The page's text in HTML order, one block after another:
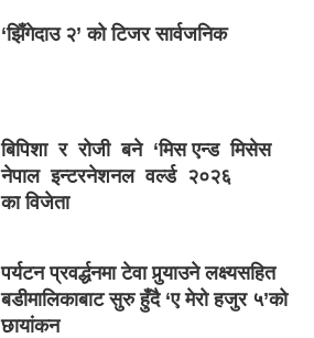
‘झिँगेदाउ २’ को टिजर सार्वजनिक
बिपिशा र रोजी बने ‘मिस एन्ड मिसेस
नेपाल इन्टरनेशनल वर्ल्ड २०२६
का विजेता
पर्यटन प्रवर्द्धनमा टेवा पुर्‍याउने लक्ष्यसहित
बडीमालिकाबाट सुरु हुँदै ‘ए मेरो हजुर ५’को
छायांकन